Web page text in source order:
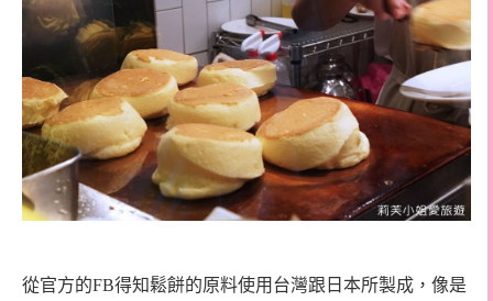
從官方的FB得知鬆餅的原料使用台灣跟日本所製成，像是